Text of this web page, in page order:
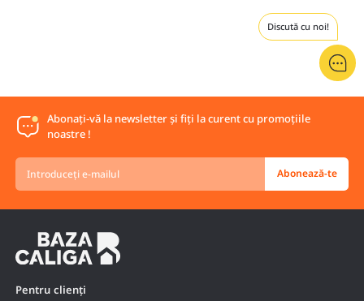
Discută cu noi!
Abonați-vă la newsletter și fiți la curent cu promoțiile
noastre !
Introduceți
mailul
Abonează-te
Pentru clienți